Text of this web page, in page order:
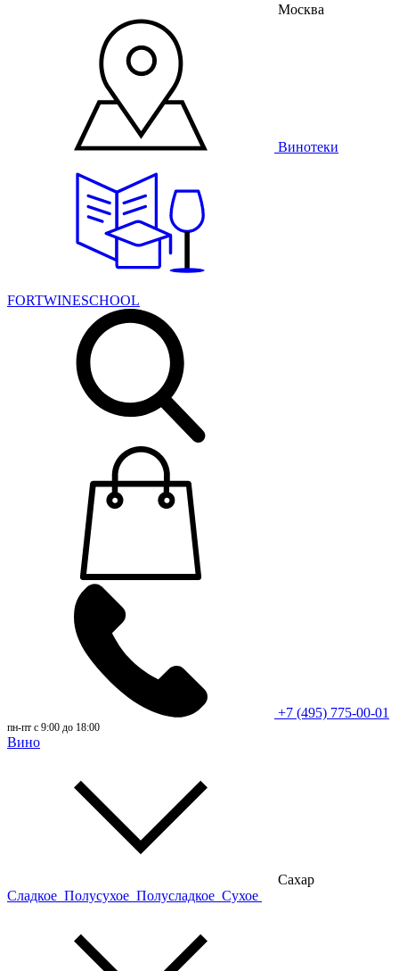
Москва
Винотеки
FORTWINESCHOOL
+7 (495) 775-00-01
пн-пт с 9:00 до 18:00
Вино
Сахар
Сладкое Полусухое Полусладкое Сухое